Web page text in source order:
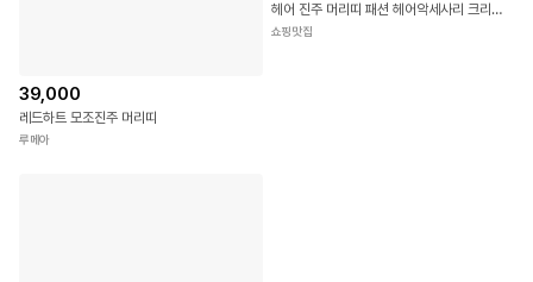
39,000
레드하트 모조진주 머리띠
루메아
헤어 진주 머리띠 패션 헤어악세사리 크리스탈 드라마 밴드
쇼핑맛집